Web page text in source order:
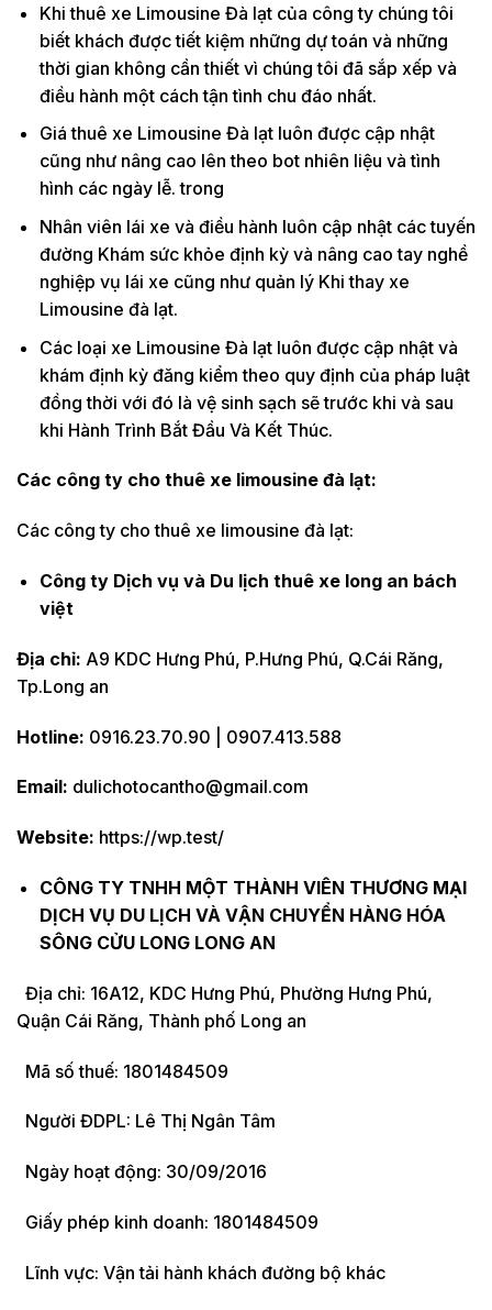
Khi thuê xe Limousine Đà lạt của công ty chúng tôi
biết khách được tiết kiệm những dự toán và những
thời gian không cần thiết vì chúng tôi đã sắp xếp và
điều hành một cách tận tình chu đáo nhất.
Giá thuê xe Limousine Đà lạt luôn được cập nhật
cũng như nâng cao lên theo bot nhiên liệu và tình
hình các ngày lễ. trong
Nhân viên lái xe và điều hành luôn cập nhật các tuyến
đường Khám sức khỏe định kỳ và nâng cao tay nghề
nghiệp vụ lái xe cũng như quản lý Khi thay xe
Limousine đà lạt.
Các loại xe Limousine Đà lạt luôn được cập nhật và
khám định kỳ đăng kiểm theo quy định của pháp luật
đồng thời với đó là vệ sinh sạch sẽ trước khi và sau
khi Hành Trình Bắt Đầu Và Kết Thúc.
Các công ty cho thuê xe limousine đà lạt:
Các công ty cho thuê xe limousine đà lạt:
Công ty Dịch vụ và Du lịch thuê xe long an bách
việt
Địa chỉ: A9 KDC Hưng Phú, P.Hưng Phú, Q.Cái Răng,
Tp.Long an
Hotline: 0916.23.70.90 | 0907.413.588
Email: dulichotocantho@gmail.com
Website: https://wp.test/
CÔNG TY TNHH MỘT THÀNH VIÊN THƯƠNG MẠI
DỊCH VỤ DU LỊCH VÀ VẬN CHUYỂN HÀNG HÓA
SÔNG CỬU LONG LONG AN
Địa chỉ: 16A12, KDC Hưng Phú, Phường Hưng Phú,
Quận Cái Răng, Thành phố Long an
Mã số thuế: 1801484509
Người ĐDPL: Lê Thị Ngân Tâm
Ngày hoạt động: 30/09/2016
Giấy phép kinh doanh: 1801484509
Lĩnh vực: Vận tải hành khách đường bộ khác